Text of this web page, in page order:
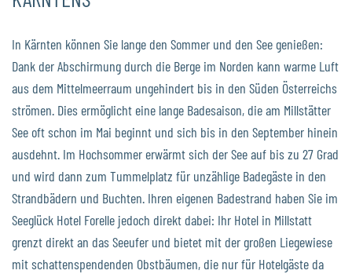
In Kärnten können Sie lange den Sommer und den See genießen:
Dank der Abschirmung durch die Berge im Norden kann warme Luft
aus dem Mittelmeerraum ungehindert bis in den Süden Österreichs
strömen. Dies ermöglicht eine lange Badesaison, die am Millstätter
See oft schon im Mai beginnt und sich bis in den September hinein
ausdehnt. Im Hochsommer erwärmt sich der See auf bis zu 27 Grad
und wird dann zum Tummelplatz für unzählige Badegäste in den
Strandbädern und Buchten. Ihren eigenen Badestrand haben Sie im
Seeglück Hotel Forelle jedoch direkt dabei: Ihr Hotel in Millstatt
grenzt direkt an das Seeufer und bietet mit der großen Liegewiese
mit schattenspendenden Obstbäumen, die nur für Hotelgäste da